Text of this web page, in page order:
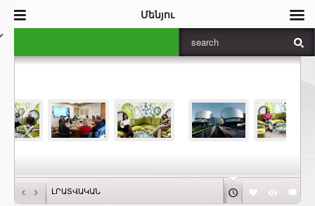
‹ › ԼՐԱՏՎԱԿԱՆ
Մենյու